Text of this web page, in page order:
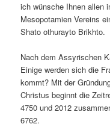
ich wünsche Ihnen allen
Mesopotamien Vereins
Shato othurayto Brikhto.
Nach dem Assyrischen
Einige werden sich die
kommt? Mit der
Christus beginnt die
4750 und 2012
6762.